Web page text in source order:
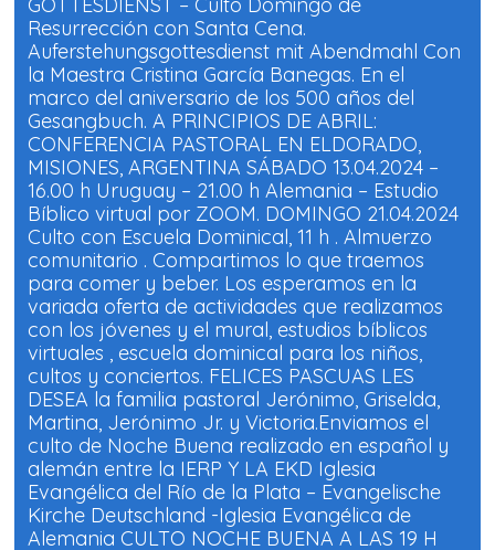
t
a
n
a
n
u
e
v
a
)
t
a
n
a
n
u
e
v
a
)
GOTTESDIENST – Culto Domingo de
Resurrección con Santa Cena.
Auferstehungsgottesdienst mit Abendmahl Con
la Maestra Cristina García Banegas. En el
marco del aniversario de los 500 años del
Gesangbuch. A PRINCIPIOS DE ABRIL:
CONFERENCIA PASTORAL EN ELDORADO,
MISIONES, ARGENTINA SÁBADO 13.04.2024 –
16.00 h Uruguay – 21.00 h Alemania – Estudio
Bíblico virtual por ZOOM. DOMINGO 21.04.2024
Culto con Escuela Dominical, 11 h . Almuerzo
comunitario . Compartimos lo que traemos
para comer y beber. Los esperamos en la
variada oferta de actividades que realizamos
con los jóvenes y el mural, estudios bíblicos
virtuales , escuela dominical para los niños,
cultos y conciertos. FELICES PASCUAS LES
DESEA la familia pastoral Jerónimo, Griselda,
Martina, Jerónimo Jr. y Victoria.Enviamos el
culto de Noche Buena realizado en español y
alemán entre la IERP Y LA EKD Iglesia
Evangélica del Río de la Plata – Evangelische
Kirche Deutschland -Iglesia Evangélica de
Alemania CULTO NOCHE BUENA A LAS 19 H